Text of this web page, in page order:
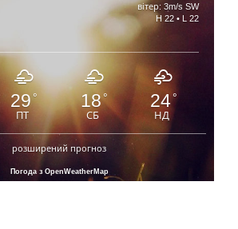
вітер: 3m/s SW
H 22 • L 22
29°
ПТ
18 °
СБ
24°
НД
розширений прогноз
Погода з OpenWeatherMap